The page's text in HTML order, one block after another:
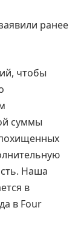
ранее
чтобы
суммы
Наша
в
в Four